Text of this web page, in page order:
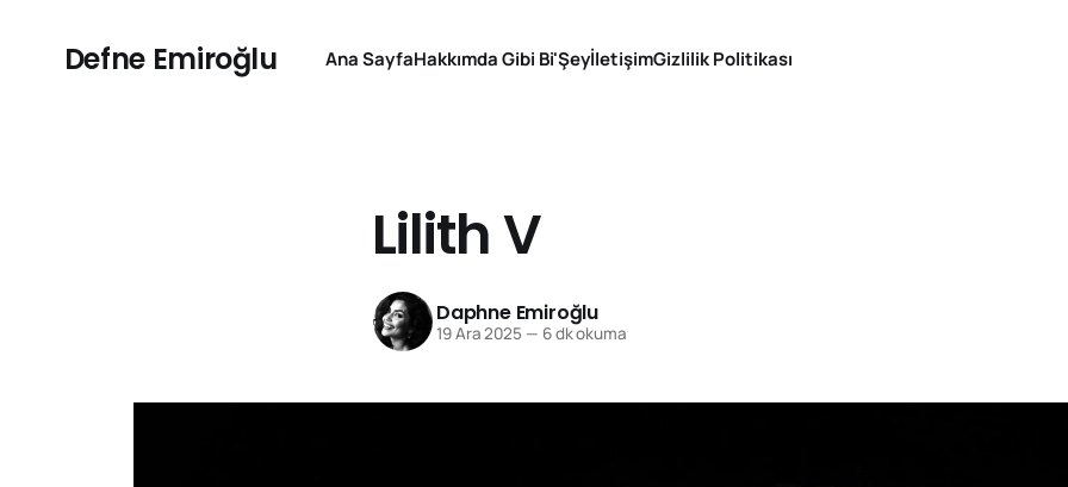
Defne Emiroğlu Ana SayfaHakkımda Gibi Bi'ŞeyİletişimGizlilik Politikası
Lilith V
Daphne Emiroğlu
19 Ara 2025 — 6 dk okuma